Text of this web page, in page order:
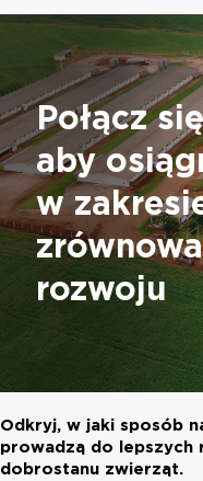
Połącz
aby
w
rozwoju
Odkryj, w jaki sposób
prowadzą do lepszych
dobrostanu zwierząt.